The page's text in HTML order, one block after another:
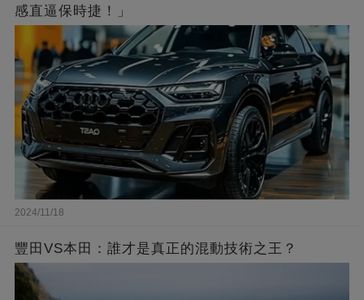
感直逼保時捷！」
2024/11/18
豐田VS本田：誰才是真正的混動技術之王？